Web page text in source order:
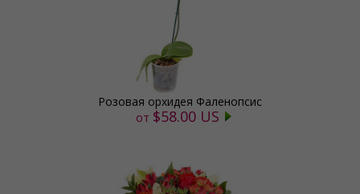
Розовая орхидея Фаленопсис
от $58.00 US